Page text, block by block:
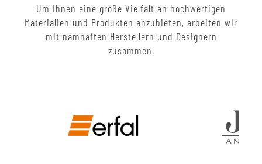
Um Ihnen eine große Vielfalt an hochwertigen
Materialien und Produkten anzubieten, arbeiten wir
mit namhaften Herstellern und Designern
zusammen.